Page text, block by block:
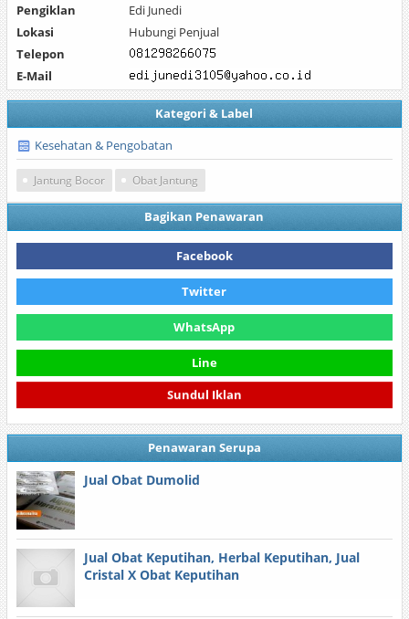
Pengiklan
Edi Junedi
Lokasi
Hubungi Penjual
Telepon
E-Mail
Kategori & Label
Kesehatan & Pengobatan
Jantung Bocor Obat Jantung
Bagikan Penawaran
Facebook
Twitter
WhatsApp
Line
Sundul Iklan
Penawaran Serupa
Jual Obat Dumolid
Jual Obat Keputihan, Herbal Keputihan, Jual
Cristal X Obat Keputihan